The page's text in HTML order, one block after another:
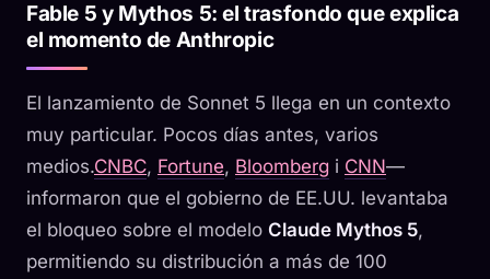
Fable 5 y Mythos 5: el trasfondo que explica
el momento de Anthropic
El lanzamiento de Sonnet 5 llega en un contexto
muy particular. Pocos días antes, varios
medios.CNBC, Fortune, Bloomberg i CNN—
informaron que el gobierno de EE.UU. levantaba
el bloqueo sobre el modelo Claude Mythos 5,
permitiendo su distribución a más de 100